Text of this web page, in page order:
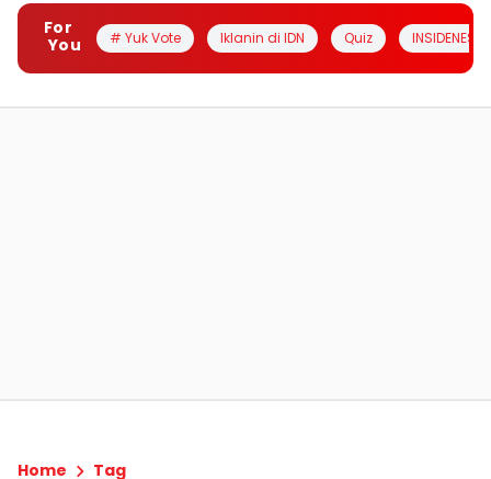
For
You
# Yuk Vote Iklanin di IDN Quiz INSIDENESIA
Home Tag